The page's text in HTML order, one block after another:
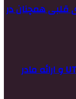
قلبی همچنان در
جزئیات ثبت ادعا، تهیه نقشه UTM و ارائه مادر